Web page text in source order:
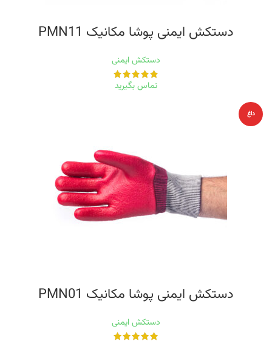
دستکش ایمنی پوشا مکانیک PMN11
دستکش ایمنی
تماس بگیرید
داغ
دستکش ایمنی پوشا مکانیک PMN01
دستکش ایمنی